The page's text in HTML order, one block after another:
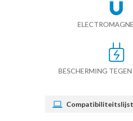
BESCHERMING
Compatibiliteitslijst